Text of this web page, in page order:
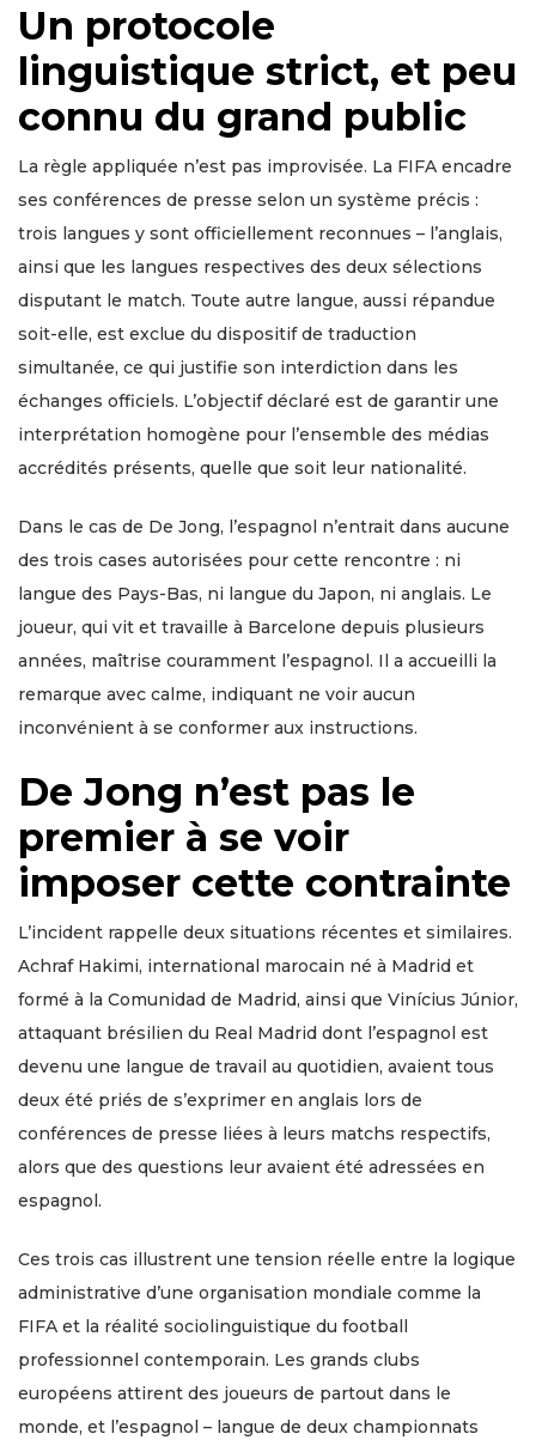
Un protocole
linguistique strict, et peu
connu du grand public
La règle appliquée n’est pas improvisée. La FIFA encadre
ses conférences de presse selon un système précis :
trois langues y sont officiellement reconnues – l’anglais,
ainsi que les langues respectives des deux sélections
disputant le match. Toute autre langue, aussi répandue
soit-elle, est exclue du dispositif de traduction
simultanée, ce qui justifie son interdiction dans les
échanges officiels. L’objectif déclaré est de garantir une
interprétation homogène pour l’ensemble des médias
accrédités présents, quelle que soit leur nationalité.
Dans le cas de De Jong, l’espagnol n’entrait dans aucune
des trois cases autorisées pour cette rencontre : ni
langue des Pays-Bas, ni langue du Japon, ni anglais. Le
joueur, qui vit et travaille à Barcelone depuis plusieurs
années, maîtrise couramment l’espagnol. Il a accueilli la
remarque avec calme, indiquant ne voir aucun
inconvénient à se conformer aux instructions.
De Jong n’est pas le
premier à se voir
imposer cette contrainte
L’incident rappelle deux situations récentes et similaires.
Achraf Hakimi, international marocain né à Madrid et
formé à la Comunidad de Madrid, ainsi que Vinícius Júnior,
attaquant brésilien du Real Madrid dont l’espagnol est
devenu une langue de travail au quotidien, avaient tous
deux été priés de s’exprimer en anglais lors de
conférences de presse liées à leurs matchs respectifs,
alors que des questions leur avaient été adressées en
espagnol.
Ces trois cas illustrent une tension réelle entre la logique
administrative d’une organisation mondiale comme la
FIFA et la réalité sociolinguistique du football
professionnel contemporain. Les grands clubs
européens attirent des joueurs de partout dans le
monde, et l’espagnol – langue de deux championnats